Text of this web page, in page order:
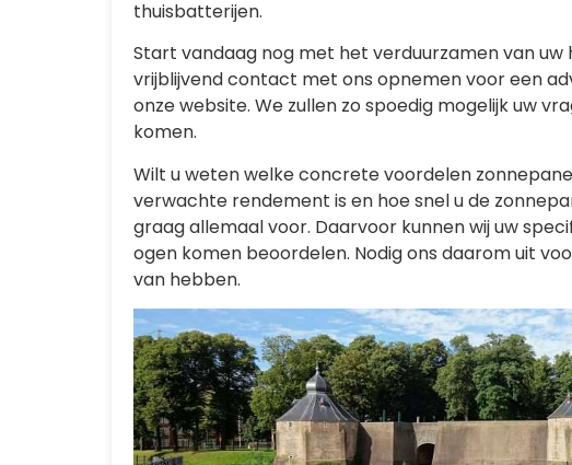
thuisbatterijen.
Start vandaag nog met het verduurzamen van uw
vrijblijvend contact met ons opnemen voor een
onze website. We zullen zo spoedig mogelijk uw
komen.
Wilt u weten welke concrete voordelen
verwachte rendement is en hoe snel u de
graag allemaal voor. Daarvoor kunnen wij uw
ogen komen beoordelen. Nodig ons daarom uit
van hebben.